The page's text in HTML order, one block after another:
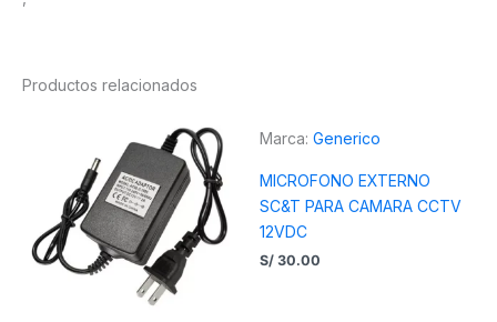
Productos relacionados
Marca: Generico
MICROFONO EXTERNO
SC&T PARA CAMARA CCTV
12VDC
S/ 30.00